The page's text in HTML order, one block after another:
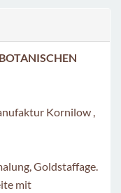
Kornilow ,
Goldstaffage.
mit